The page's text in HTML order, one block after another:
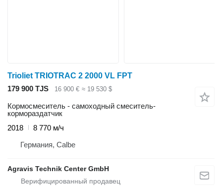
Trioliet TRIOTRAC 2 2000 VL FPT
179 900 TJS
16 900 € ≈ 19 530 $
Кормосмеситель - самоходный смеситель-
кормораздатчик
2018
8 770 м/ч
Германия, Calbe
Agravis Technik Center GmbH